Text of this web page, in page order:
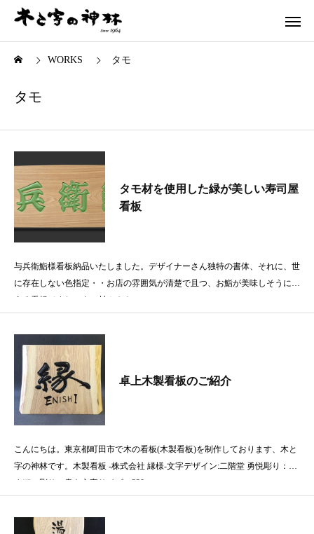
WORKS タモ
タモ
タモ材を使用した緑が美しい寿司屋
看板
与兵衛鮨様看板納品いたしました。デザイナーさん独特の書体、それに、世
に存在しない色指定・・お店の雰囲気が清楚で且つ、お鮨が美味しそうに見
える看板ですね。タモ材１８０
卓上木製看板のご紹介
こんにちは。東京都町田市で木の看板(木製看板)を制作しております、木と
字の神林です。木製看板 -株式会社 縁様-文字デザイン:二階堂 勇悦彫り：か
まぼこ彫り、書き文字サイズ：330